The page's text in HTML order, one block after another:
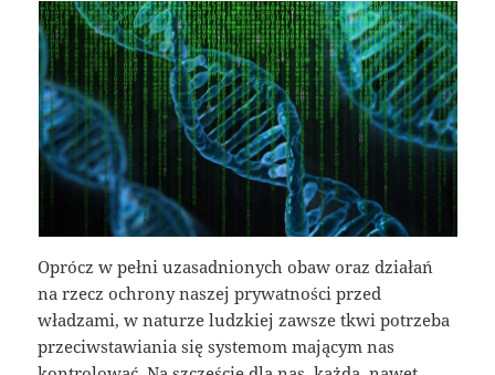
Oprócz w pełni uzasadnionych obaw oraz działań
na rzecz ochrony naszej prywatności przed
władzami, w naturze ludzkiej zawsze tkwi potrzeba
przeciwstawiania się systemom mającym nas